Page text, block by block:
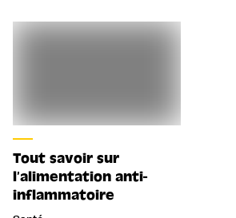
Tout savoir sur
l’alimentation anti-
inflammatoire